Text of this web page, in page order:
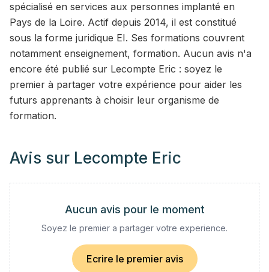
spécialisé en services aux personnes implanté en
Pays de la Loire. Actif depuis 2014, il est constitué
sous la forme juridique EI. Ses formations couvrent
notamment enseignement, formation. Aucun avis n'a
encore été publié sur Lecompte Eric : soyez le
premier à partager votre expérience pour aider les
futurs apprenants à choisir leur organisme de
formation.
Avis sur Lecompte Eric
Aucun avis pour le moment
Soyez le premier a partager votre experience.
Ecrire le premier avis